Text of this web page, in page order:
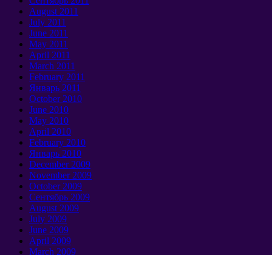
August2011
July 2011
June 2011
May 2011
April 2011
March 2011
February 2011
Январь 2011
October2010
June 2010
May 2010
April 2010
February 2010
Январь 2010
December2009
November2009
October2009
Сентябрь 2009
August2009
July 2009
June 2009
April 2009
March 2009